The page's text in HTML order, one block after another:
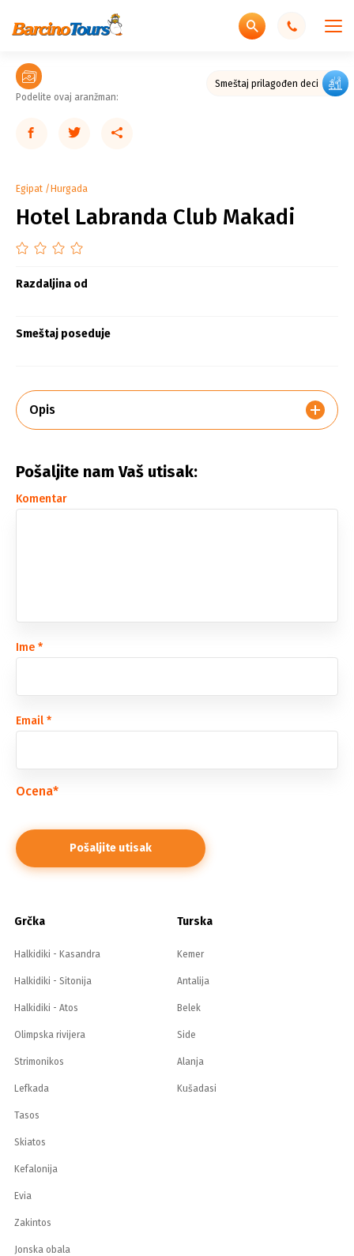
Smeštaj prilagođen deci
Podelite ovaj aranžman:
Egipat Hurgada
Hotel Labranda Club Makadi
Razdaljina od
Smeštaj poseduje
Opis
Pošaljite nam Vaš utisak:
Komentar
Ime *
Email *
Ocena*
Grčka
Halkidiki - Kasandra
Halkidiki - Sitonija
Halkidiki - Atos
Olimpska rivijera
Strimonikos
Lefkada
Tasos
Skiatos
Kefalonija
Evia
Zakintos
Jonska obala
Turska
Kemer
Antalija
Belek
Side
Alanja
Kušadasi